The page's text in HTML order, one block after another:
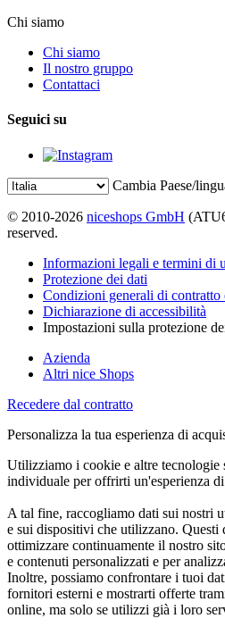
Chi siamo
Chi siamo
Il nostro gruppo
Contattaci
Seguici su
Cambia Paese/
© 2010-2026 niceshops GmbH
reserved.
Informazioni legali e termini di
Protezione dei dati
Condizioni generali di
Dichiarazione di accessibilità
Impostazioni sulla protezione
Azienda
Altri nice Shops
Recedere dal contratto
Personalizza la tua esperienza di
Utilizziamo i cookie e altre tecnologie
individuale per offrirti un'esperienza
A tal fine, raccogliamo dati sui nostri
e sui dispositivi che utilizzano.
ottimizzare continuamente il nostro
e contenuti personalizzati e per
Inoltre, possiamo confrontare i tuoi
fornitori esterni e mostrarti offerte
online, ma solo se utilizzi già i loro